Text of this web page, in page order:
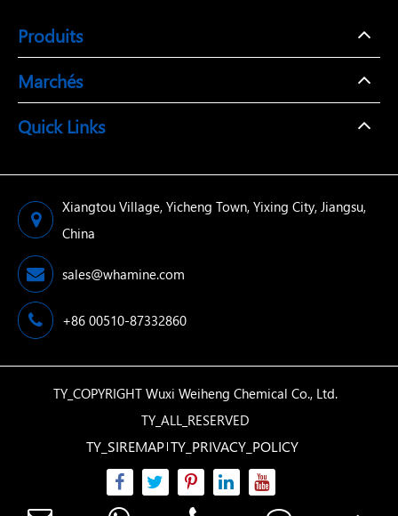
Produits
Marchés
Quick Links
Xiangtou Village, Yicheng Town, Yixing City, Jiangsu,
China
sales@whamine.com
+86 00510-87332860
TY_COPYRIGHT Wuxi Weiheng Chemical Co., Ltd.
TY_ALL_RESERVED
TY_SIREMAP TY_PRIVACY_POLICY